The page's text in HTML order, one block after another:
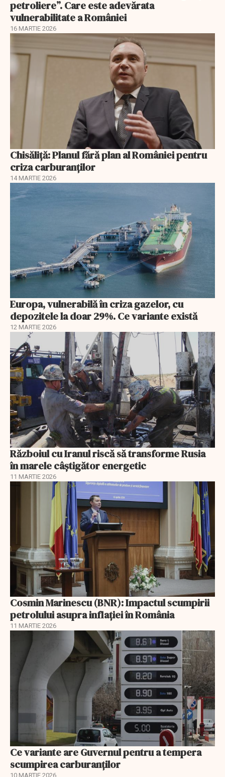
petroliere”. Care este adevărata
vulnerabilitate a României
16 MARTIE 2026
Chisăliță: Planul fără plan al României pentru
criza carburanților
14 MARTIE 2026
Europa, vulnerabilă în criza gazelor, cu
depozitele la doar 29%. Ce variante există
12 MARTIE 2026
Războiul cu Iranul riscă să transforme Rusia
în marele câștigător energetic
11 MARTIE 2026
Cosmin Marinescu (BNR): Impactul scumpirii
petrolului asupra inflaţiei în România
11 MARTIE 2026
Ce variante are Guvernul pentru a tempera
scumpirea carburanților
10 MARTIE 2026